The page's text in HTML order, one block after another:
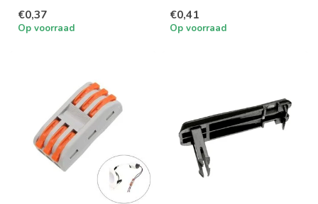
€0,37
Op voorraad
€0,41
Op voorraad